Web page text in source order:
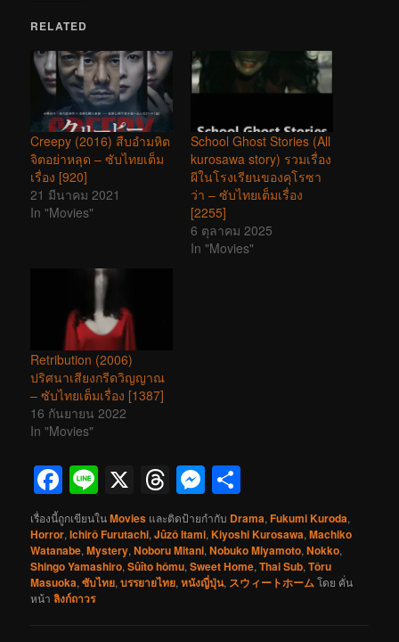
RELATED
Creepy (2016) สืบอำมหิต
จิตอย่าหลุด – ซับไทยเต็ม
เรื่อง [920]
21 มีนาคม 2021
In "Movies"
School Ghost Stories (All
kurosawa story) รวมเรื่อง
ผีในโรงเรียนของคุโรซา
ว่า – ซับไทยเต็มเรื่อง
[2255]
6 ตุลาคม 2025
In "Movies"
Retribution (2006)
ปริศนาเสียงกรีดวิญญาณ
– ซับไทยเต็มเรื่อง [1387]
16 กันยายน 2022
In "Movies"
Facebook
Line
X Threads
Messenger
เรื่องนี้ถูกเขียนในMovies และติดป้ายกำกับ Drama,Fukumi Kuroda,
Horror,Ichirô Furutachi,Jûzô Itami,Kiyoshi Kurosawa,Machiko
Watanabe,Mystery,Noboru Mitani,Nobuko Miyamoto,Nokko,
Shingo Yamashiro,Sûîto hômu,Sweet Home,Thai Sub,Tôru
Masuoka,ซับไทย,บรรยายไทย,หนังญี่ปุ่น, スウィートホームโดย คั่น
หน้าลิงก์ถาวร